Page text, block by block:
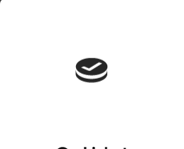
ma t/m vr: 07:30 - 16:30 uur